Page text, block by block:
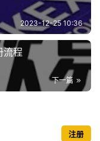
2023-12-25 10:36
流程
下一篇
注册